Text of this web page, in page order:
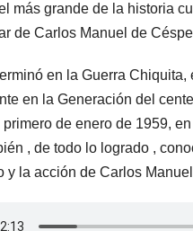
más grande de la historia
de Carlos Manuel de
en la Guerra
en la Generación del
de enero de 1959,
, de todo lo logrado ,
y la acción de Carlos